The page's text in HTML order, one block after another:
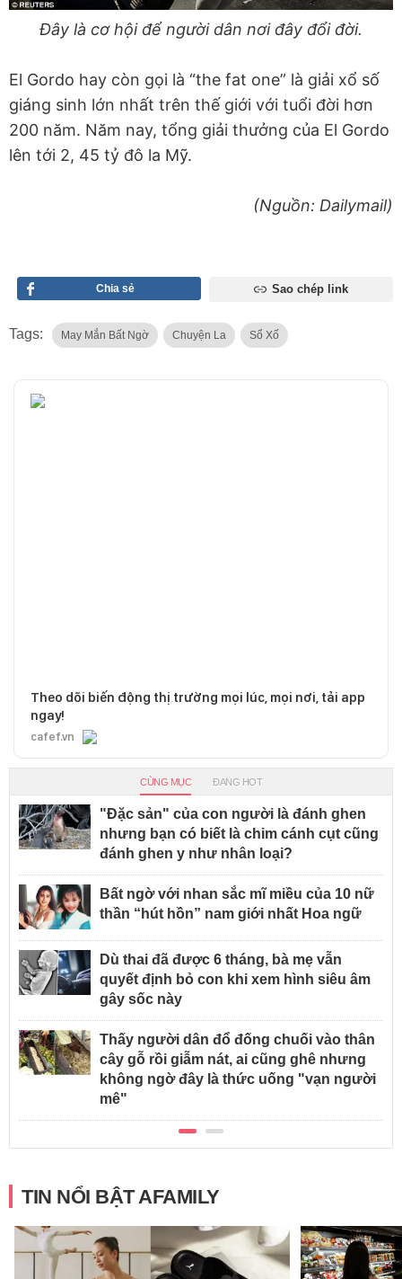
Đây là cơ hội để người dân nơi đây đổi đời.
El Gordo hay còn gọi là “the fat one” là giải xổ số
giáng sinh lớn nhất trên thế giới với tuổi đời hơn
200 năm. Năm nay, tổng giải thưởng của El Gordo
lên tới 2, 45 tỷ đô la Mỹ.
(Nguồn: Dailymail)
Chia sẻ Sao chép link
Tags: May Mắn Bất Ngờ Chuyện La Sổ Xố
Theo dõi biến động thị trường mọi lúc, mọi nơi, tải app
ngay!
cafef.vn
CÙNG MỤC ĐANG HOT
"Đặc sản" của con người là đánh ghen
nhưng bạn có biết là chim cánh cụt cũng
đánh ghen y như nhân loại?
Bất ngờ với nhan sắc mĩ miều của 10 nữ
thần “hút hồn” nam giới nhất Hoa ngữ
Dù thai đã được 6 tháng, bà mẹ vẫn
quyết định bỏ con khi xem hình siêu âm
gây sốc này
Thấy người dân đổ đống chuối vào thân
cây gỗ rồi giẫm nát, ai cũng ghê nhưng
không ngờ đây là thức uống "vạn người
mê"
TIN NỔI BẬT AFAMILY